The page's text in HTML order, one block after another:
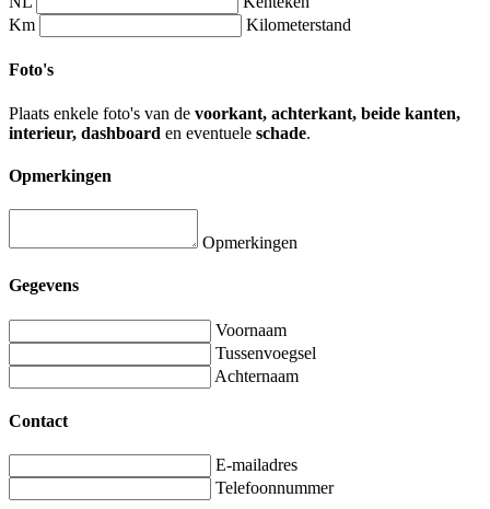
Km
Kilometerstand
Foto's
Plaats enkele foto's van de voorkant, achterkant, beide kanten,
interieur, dashboard en eventuele schade.
Opmerkingen
Opmerkingen
Gegevens
Voornaam
Tussenvoegsel
Achternaam
Contact
E-mailadres
Telefoonnummer